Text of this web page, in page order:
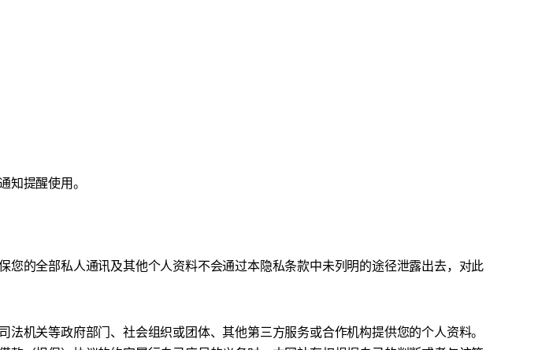
知提醒使用。
的全部私人通讯及其他个人资料不会通过本隐私条款中未列明的途径泄露出去，对此
机关等政府部门、社会组织或团体、其他第三方服务或合作机构提供您的个人资料。